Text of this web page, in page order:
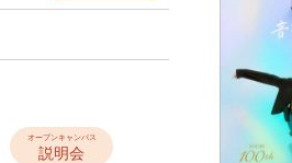
オープンキャンパス
説明会